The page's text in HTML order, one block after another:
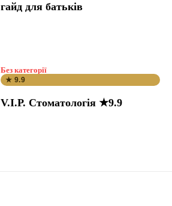
гайд для батьків
Без категорії
★ 9.9
V.I.P. Стоматологія ★9.9